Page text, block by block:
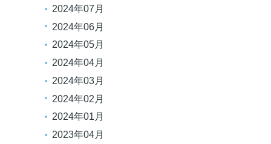
2024年07月
2024年06月
2024年05月
2024年04月
2024年03月
2024年02月
2024年01月
2023年04月